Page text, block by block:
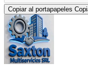
Copiar al portapapeles